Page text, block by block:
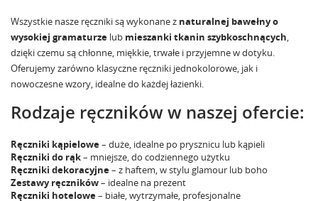
Wszystkie nasze ręczniki są wykonane z naturalnej bawełny o
wysokiej gramaturze lub mieszanki tkanin szybkoschnących,
dzięki czemu są chłonne, miękkie, trwałe i przyjemne w dotyku.
Oferujemy zarówno klasyczne ręczniki jednokolorowe, jak i
nowoczesne wzory, idealne do każdej łazienki.
Rodzaje ręczników w naszej ofercie:
Ręczniki kąpielowe– duże, idealne po prysznicu lub kąpieli
Ręczniki do rąk– mniejsze, do codziennego użytku
Ręczniki dekoracyjne– z haftem, w stylu glamour lub boho
Zestawy ręczników– idealne na prezent
Ręczniki hotelowe– białe, wytrzymałe, profesjonalne